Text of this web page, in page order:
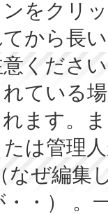
をクリ
から長
くださ
ている
ます。
は管理
なぜ編集
・） 。